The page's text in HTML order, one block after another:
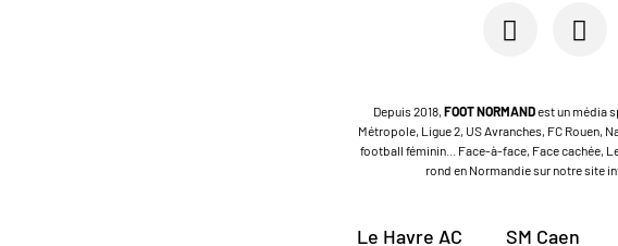
Depuis 2018, FOOT NORMANDest un média
Métropole, Ligue 2, US Avranches, FC Rouen,
football féminin... Face-à-face, Face cachée,
rond en Normandie sur notre site
Le Havre AC SM Caen